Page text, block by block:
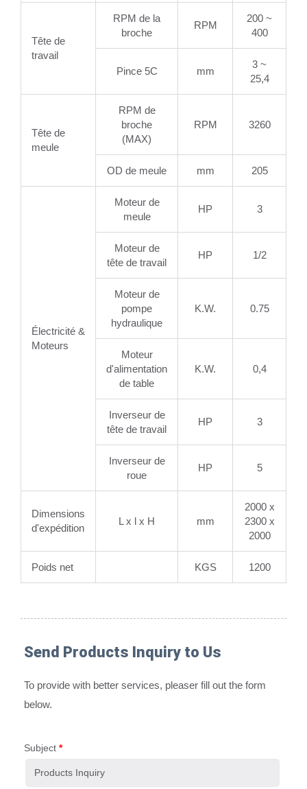
Tête de
travail
RPM de la
broche
RPM
200 ~
400
Pince 5C mm
3 ~
25,4
Tête de
meule
RPM de
broche
(MAX)
RPM 3260
OD de meule mm 205
Électricité &
Moteurs
Moteur de
meule
HP 3
Moteur de
tête de travail
HP 1/2
Moteur de
pompe
hydraulique
K.W. 0.75
Moteur
d'alimentation
de table
K.W. 0,4
Inverseur de
tête de travail
HP 3
Inverseur de
roue
HP 5
Dimensions
d'expédition
L x l x H mm
2000 x
2300 x
2000
Poids net KGS 1200